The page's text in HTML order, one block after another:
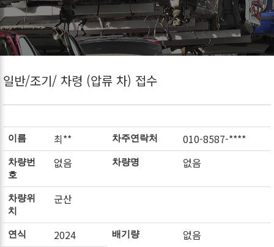
일반/조기/ 차령 (압류 차) 접수
이름 최** 차주연락처 010-8587-****
차량번
호
없음 차량명 없음
차량위
치
군산
연식 2024 배기량 없음